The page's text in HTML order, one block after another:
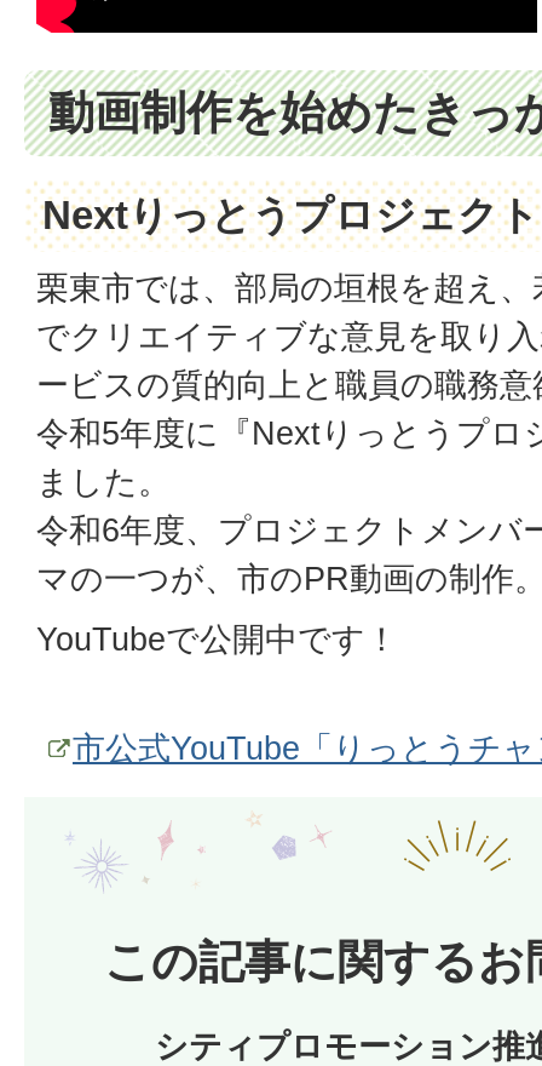
動画制作を始めたきっ
Nextりっとうプロジェクト
栗東市では、部局の垣根を超え
でクリエイティブな意見を取り
ービスの質的向上と職員の職務
令和5年度に『Nextりっとうプロ
ました。
令和6年度、プロジェクトメンバ
マの一つが、市のPR動画の制作
YouTubeで公開中です！
市公式YouTube「りっとうチ
この記事に関するお
シティプロモーション推